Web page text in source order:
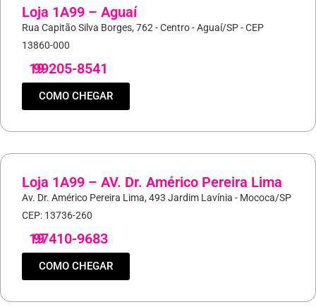
Loja 1A99 – Aguaí
Rua Capitão Silva Borges, 762 - Centro - Aguaí/SP - CEP
13860-000
19
99205-8541
COMO CHEGAR
Loja 1A99 – AV. Dr. Américo Pereira Lima
Av. Dr. Américo Pereira Lima, 493 Jardim Lavínia - Mococa/SP
CEP: 13736-260
19
97410-9683
COMO CHEGAR